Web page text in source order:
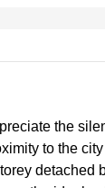
the
to the
detached